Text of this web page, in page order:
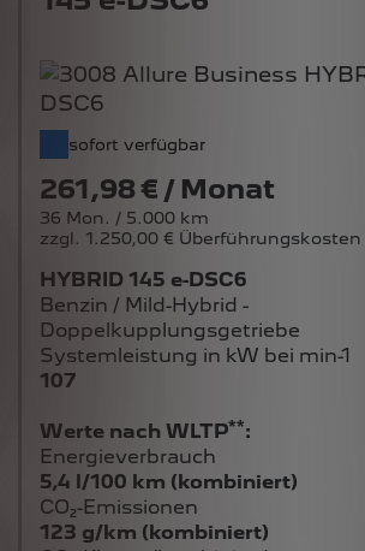
sofort verfügbar
261,98 € / Monat
36 Mon. / 5.000 km
zzgl. 1.250,00 € Überführungskosten
HYBRID 145 e-DSC6
Benzin / Mild-Hybrid -
Doppelkupplungsgetriebe
Systemleistung in kW bei min-1
107
Werte nach WLTP**:
Energieverbrauch
5,4 l/100 km (kombiniert)
CO₂-Emissionen
123 g/km (kombiniert)